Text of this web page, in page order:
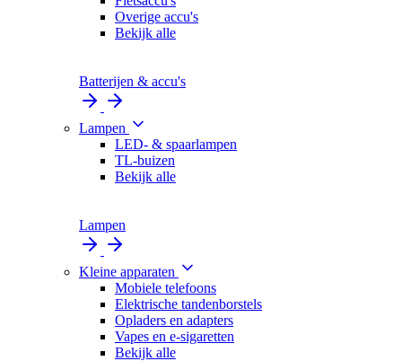
Overige accu's
Bekijk alle
Batterijen & accu's
Lampen
LED- & spaarlampen
TL-buizen
Bekijk alle
Lampen
Kleine apparaten
Mobiele telefoons
Elektrische tandenborstels
Opladers en adapters
Vapes en e-sigaretten
Bekijk alle